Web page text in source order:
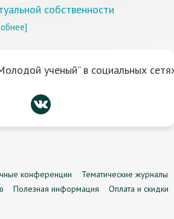
собственности
ученый” в социальных
конференции
Тематические журналы
Полезная информация
Оплата и скидки